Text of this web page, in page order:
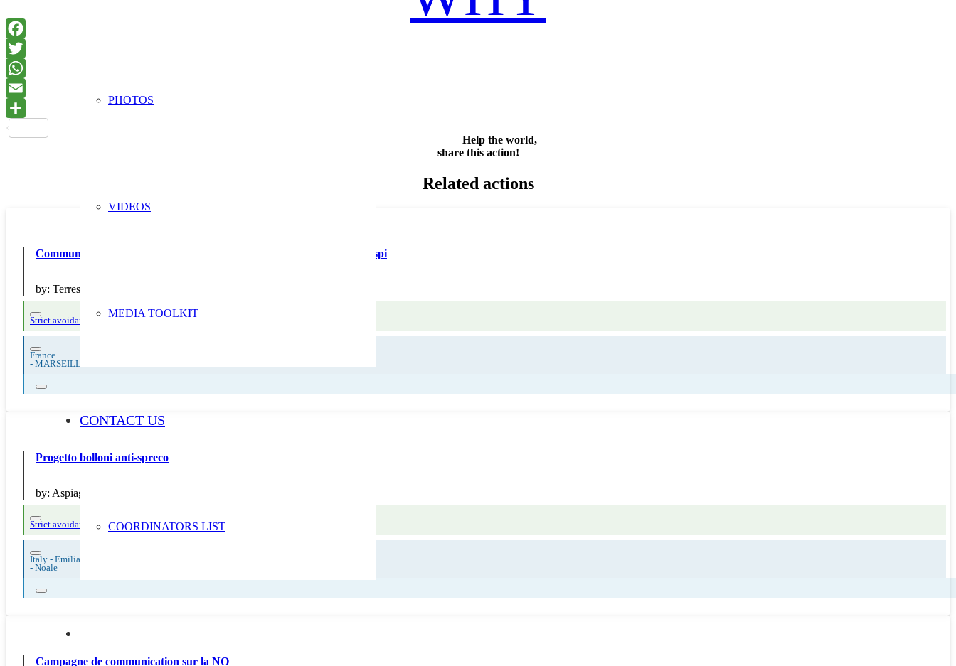
PHOTOS
VIDEOS
MEDIA TOOLKIT
CONTACT US
COORDINATORS LIST
Help the world,
share this action!
Related actions
Communication pendant la SERD sur la création d’une charte anti-gaspi
by: Terres de Cuisine
Strict avoidance and reduction at sourceThematic Focus: Food Waste
France
- MARSEILLE
Progetto bolloni anti-spreco
by: Aspiag Service S.r.l.
Strict avoidance and reduction at sourceThematic Focus: Food Waste
Italy - Emilia Romagna
- Noale
Campagne de communication sur la NO